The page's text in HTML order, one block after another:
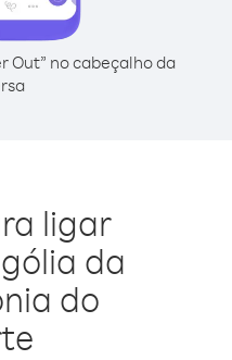
Out” no cabeçalho da
ligar
da
do